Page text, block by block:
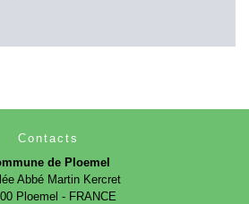
Contacts
de Ploemel
Abbé Martin Kercret
Ploemel - FRANCE